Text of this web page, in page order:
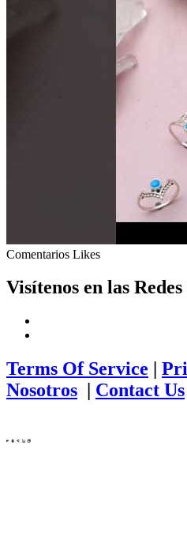
Comentarios Likes
Visítenos en las Redes
Terms Of Service
Nosotros
Contact Us